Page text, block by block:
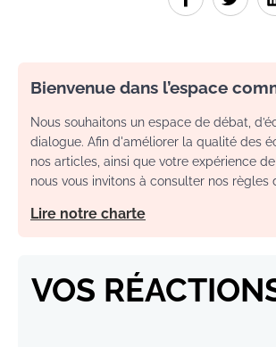
Bienvenue dans l’espace
Nous souhaitons un espace de débat,
dialogue. Afin d'améliorer la qualité des
nos articles, ainsi que votre expérience
nous vous invitons à consulter nos règles
Lire notre charte
VOS